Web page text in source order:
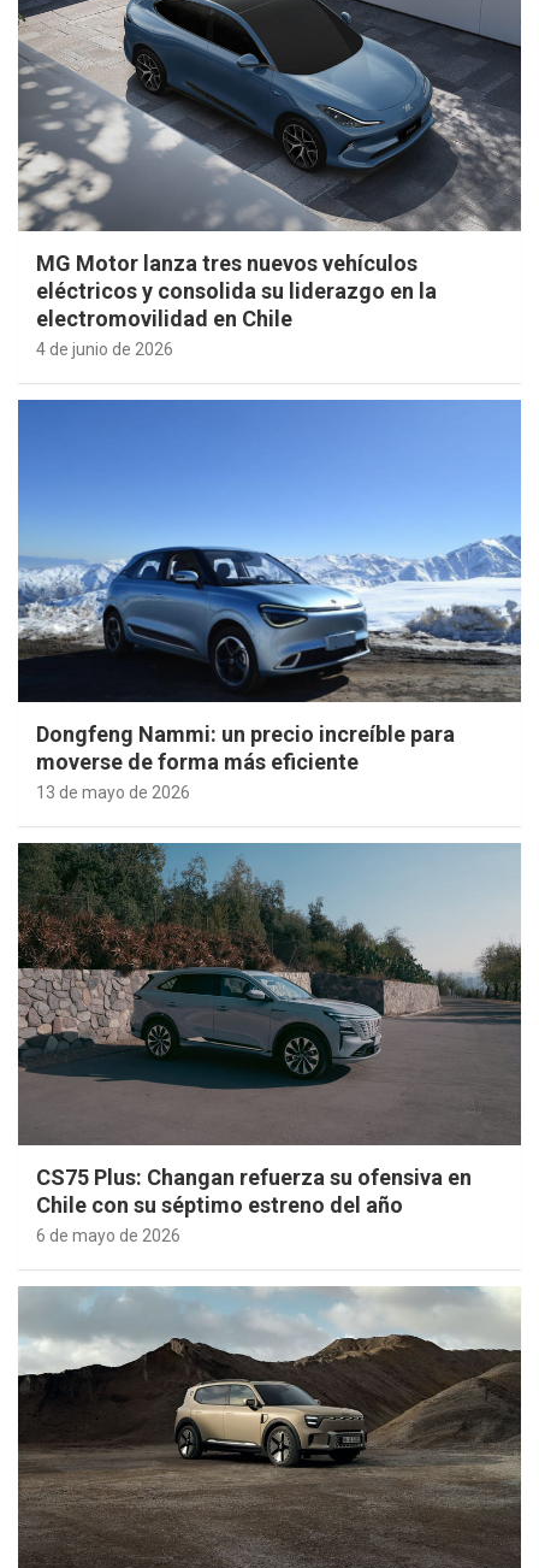
MG Motor lanza tres nuevos vehículos
eléctricos y consolida su liderazgo en la
electromovilidad en Chile
4 de junio de 2026
Dongfeng Nammi: un precio increíble para
moverse de forma más eficiente
13 de mayo de 2026
CS75 Plus: Changan refuerza su ofensiva en
Chile con su séptimo estreno del año
6 de mayo de 2026